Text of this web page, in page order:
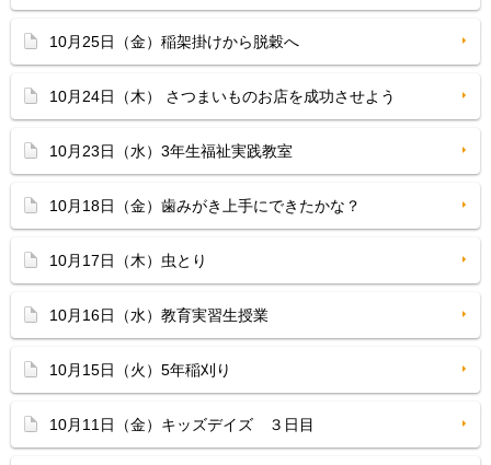
10月25日（金）稲架掛けから脱穀へ
10月24日（木） さつまいものお店を成功させよう
10月23日（水）3年生福祉実践教室
10月18日（金）歯みがき上手にできたかな？
10月17日（木）虫とり
10月16日（水）教育実習生授業
10月15日（火）5年稲刈り
10月11日（金）キッズデイズ ３日目